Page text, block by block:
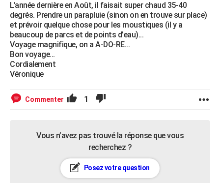
L'année dernière en Août, il faisait super chaud 35-40
degrés. Prendre un parapluie (sinon on en trouve sur place)
et prévoir quelque chose pour les moustiques (il y a
beaucoup de parcs et de points d'eau)...
Voyage magnifique, on a A-DO-RE...
Bon voyage...
Cordialement
Véronique
Commenter 1
Vous n’avez pas trouvé la réponse que vous
recherchez ?
Posez votre question